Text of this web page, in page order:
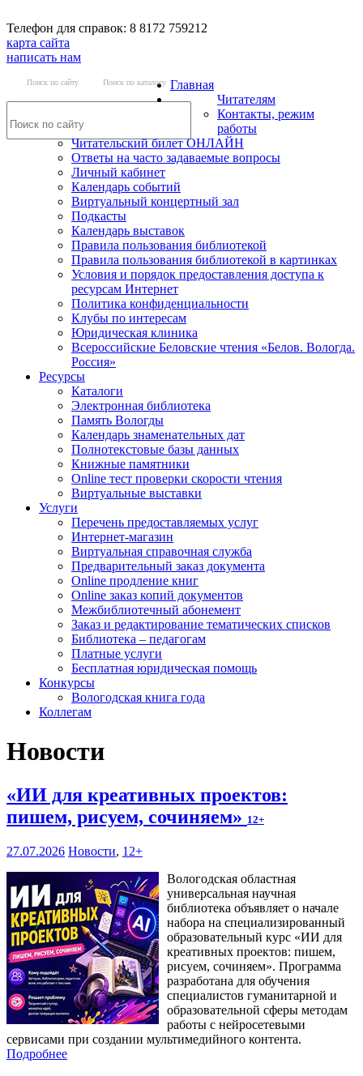
Телефон для справок: 8 8172 759212
карта сайта
написать нам
Поиск по сайту Поиск по каталогу Главная
Читателям
Контакты, режим
работы
Читательский билет ОНЛАЙН
Ответы на часто задаваемые вопросы
Личный кабинет
Календарь событий
Виртуальный концертный зал
Подкасты
Календарь выставок
Правила пользования библиотекой
Правила пользования библиотекой в картинках
Условия и порядок предоставления доступа к
ресурсам Интернет
Политика конфиденциальности
Клубы по интересам
Юридическая клиника
Всероссийские Беловские чтения «Белов. Вологда.
Россия»
Ресурсы
Каталоги
Электронная библиотека
Память Вологды
Календарь знаменательных дат
Полнотекстовые базы данных
Книжные памятники
Online тест проверки скорости чтения
Виртуальные выставки
Услуги
Перечень предоставляемых услуг
Интернет-магазин
Виртуальная справочная служба
Предварительный заказ документа
Online продление книг
Online заказ копий документов
Межбиблиотечный абонемент
Заказ и редактирование тематических списков
Библиотека – педагогам
Платные услуги
Бесплатная юридическая помощь
Конкурсы
Вологодская книга года
Коллегам
Новости
«ИИ для креативных проектов:
пишем, рисуем, сочиняем» 12+
27.07.2026 Новости, 12+
Вологодская областная
универсальная научная
библиотека объявляет о начале
набора на специализированный
образовательный курс «ИИ для
креативных проектов: пишем,
рисуем, сочиняем». Программа
разработана для обучения
специалистов гуманитарной и
образовательной сферы методам
работы с нейросетевыми
сервисами при создании мультимедийного контента.
Подробнее